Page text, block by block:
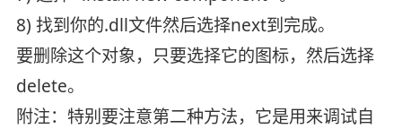
8) 找到你的.dll文件然后选择next到完成。
要删除这个对象，只要选择它的图标，然后选择
delete。
附注：特别要注意第二种方法，它是用来调试自